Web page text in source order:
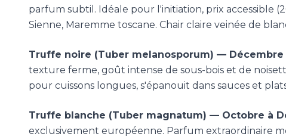
parfum subtil. Idéale pour l'initiation, prix accessible
Sienne, Maremme toscane. Chair claire veinée de
Truffe noire (Tuber melanosporum) — Décembre
texture ferme, goût intense de sous-bois et de
pour cuissons longues, s'épanouit dans sauces et
Truffe blanche (Tuber magnatum) — Octobre à
exclusivement européenne. Parfum extraordinaire